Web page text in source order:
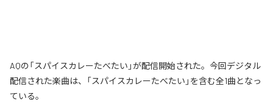
AQの「スパイスカレーたべたい」が配信開始された。今回デジタル
配信された楽曲は、「スパイスカレーたべたい」を含む全1曲となっ
ている。